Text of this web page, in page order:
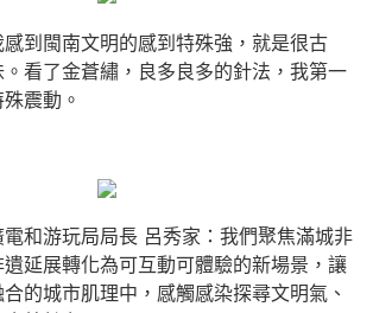
到閩南文明的感到特殊強，就是很古
看了金蒼繡，良多良多的針法，我第一
震動。
和游玩局局長 呂秀家：我們聚焦滿城非
延展轉化為可互動可體驗的新場景，讓
的城市肌理中，感觸感染探尋文明氣、